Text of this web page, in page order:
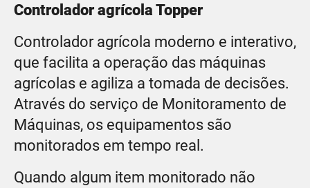
Controlador agrícola Topper
Controlador agrícola moderno e interativo,
que facilita a operação das máquinas
agrícolas e agiliza a tomada de decisões.
Através do serviço de Monitoramento de
Máquinas, os equipamentos são
monitorados em tempo real.
Quando algum item monitorado não